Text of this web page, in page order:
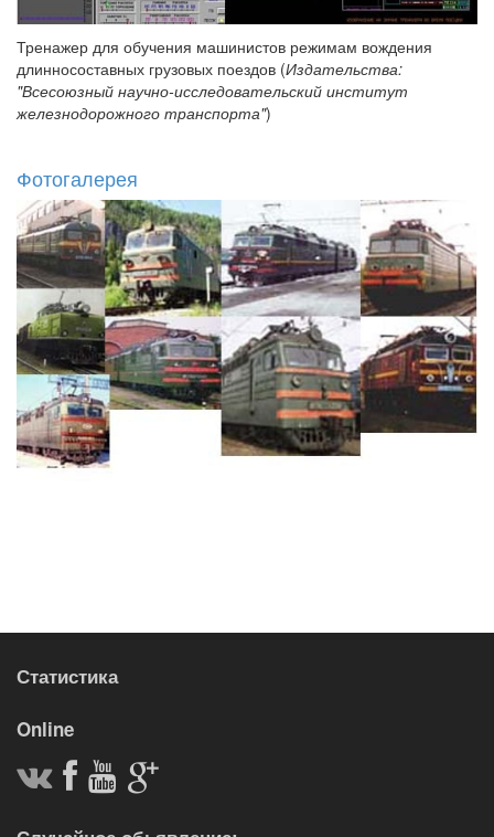
Тренажер для обучения машинистов режимам вождения
длинносоставных грузовых поездов (Издательства:
"Всесоюзный научно-исследовательский институт
железнодорожного транспорта")
Фотогалерея
Статистика
Online